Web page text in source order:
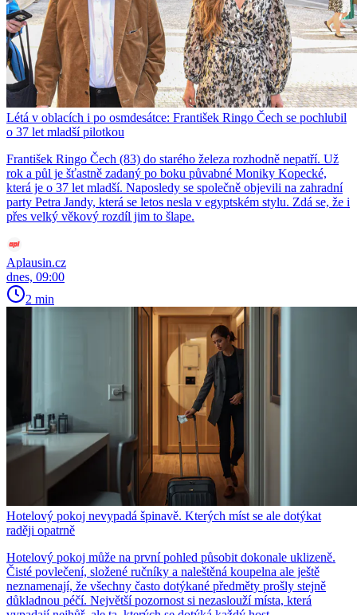
Létá v oblacích i po osmdesátce: František Ringo Čech se pochlubil
o 37 let mladší pilotkou
František Ringo Čech (83) do starého železa rozhodně nepatří. Už
rok a půl je šťastně zadaný po boku půvabné Moniky Kopecké,
která je o 37 let mladší. Naposledy se společně objevili na zahradní
party Petra Jandy, která se letos nesla v egyptském stylu. Zdá se, že i
přes velký věkový rozdíl jim to šlape.
Aplausin.cz
dnes, 09:00
2 min
Hotelový pokoj nevypadá špinavě. Kterých míst se ale dotýkat
raději opatrně
Hotelový pokoj může na první pohled působit dokonale uklizeně.
Čisté povlečení, složené ručníky a naleštěná koupelna ale ještě
neznamenají, že všechny často dotýkané předměty prošly stejně
důkladnou péčí. Největší pozornost si nezaslouží místa, která